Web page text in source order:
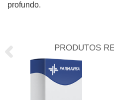
profundo.
PRODUTOS